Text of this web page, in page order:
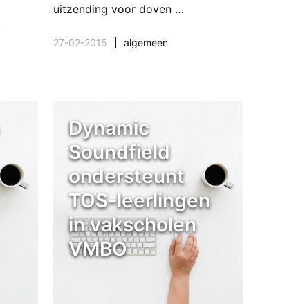
uitzending voor doven …
27-02-2015 algemeen
Dynamic
Soundfield
ondersteunt
TOS-leerlingen
in vakscholen
VMBO